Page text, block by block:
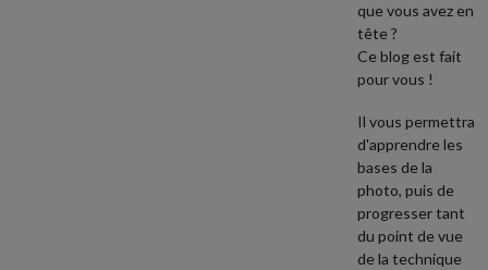
que vous avez en
tête ?
Ce blog est fait
pour vous !
Il vous permettra
d'apprendre les
bases de la
photo, puis de
progresser tant
du point de vue
de la technique